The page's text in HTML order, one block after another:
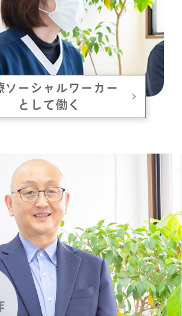
ソーシャルワーカー
として働く